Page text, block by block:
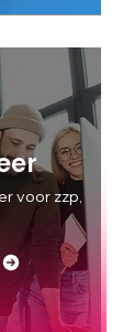
voor zzp,